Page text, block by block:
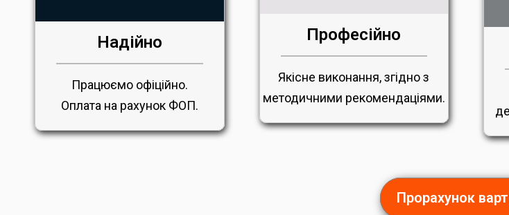
Надійно
Працюємо офіційно.
Оплата на рахунок ФОП.
Професійно
Якісне виконання, згідно з
методичними рекомендаціями.
Прорахунок